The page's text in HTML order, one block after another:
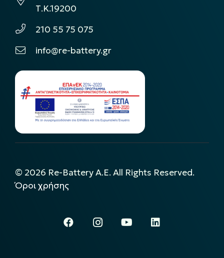
Τ.Κ.19200
210 55 75 075
info@re-battery.gr
© 2026 Re-Battery A.E. All Rights Reserved.
Όροι χρήσης